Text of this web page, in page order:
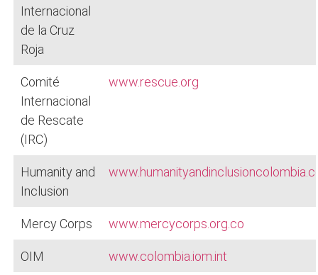
Internacional
de la Cruz
Roja
Comité
Internacional
de Rescate
(IRC)
www.rescue.org
Humanity and
Inclusion
Mercy Corps www.mercycorps.org.co
OIM www.colombia.iom.int